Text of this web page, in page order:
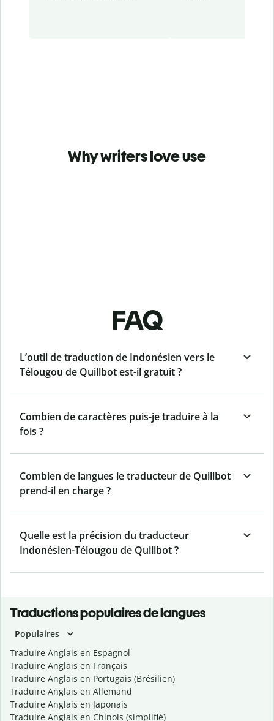
Why writers love use
FAQ
L’outil de traduction de Indonésien vers le
Télougou de Quillbot est-il gratuit ?
Combien de caractères puis-je traduire à la
fois ?
Combien de langues le traducteur de Quillbot
prend-il en charge ?
Quelle est la précision du traducteur
Indonésien-Télougou de Quillbot ?
Traductions populaires de langues
Populaires
Traduire Anglais en Espagnol
Traduire Anglais en Français
Traduire Anglais en Portugais (Brésilien)
Traduire Anglais en Allemand
Traduire Anglais en Japonais
Traduire Anglais en Chinois (simplifié)